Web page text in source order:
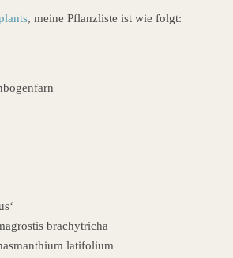
, meine Pflanzliste ist wie folgt:
brachytricha
latifolium